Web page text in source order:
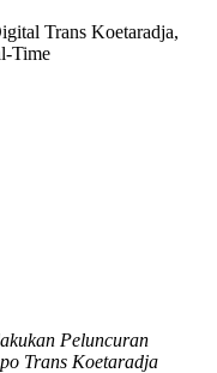
Trans Koetaradja,
Time
Peluncuran
Trans Koetaradja